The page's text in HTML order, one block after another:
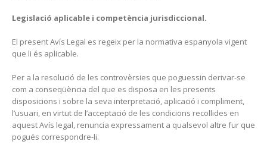
Legislació aplicable i competència jurisdiccional.
El present Avís Legal es regeix per la normativa espanyola vigent
que li és aplicable.
Per a la resolució de les controvèrsies que poguessin derivar-se
com a conseqüència del que es disposa en les presents
disposicions i sobre la seva interpretació, aplicació i compliment,
l’usuari, en virtut de l’acceptació de les condicions recollides en
aquest Avís legal, renuncia expressament a qualsevol altre fur que
pogués correspondre-li.